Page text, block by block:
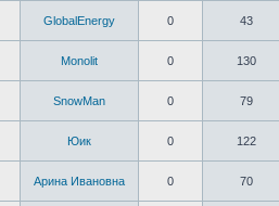
GlobalEnergy 0 43
Monolit 0 130
SnowMan 0 79
Юик 0 122
Арина Ивановна 0 70